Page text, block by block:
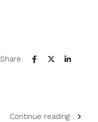
Share
Continue reading